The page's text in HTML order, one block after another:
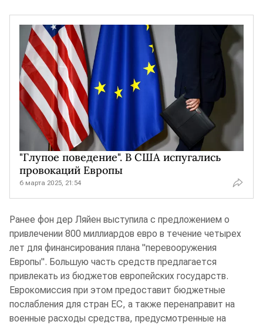
"Глупое поведение". В США испугались
провокаций Европы
6 марта 2025, 21:54
Ранее фон дер Ляйен выступила с предложением о
привлечении 800 миллиардов евро в течение четырех
лет для финансирования плана "перевооружения
Европы". Большую часть средств предлагается
привлекать из бюджетов европейских государств.
Еврокомиссия при этом предоставит бюджетные
послабления для стран ЕС, а также перенаправит на
военные расходы средства, предусмотренные на